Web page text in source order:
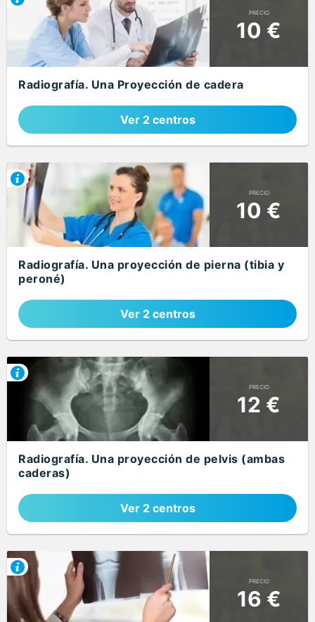
PRECIO
10 €
Radiografía. Una Proyección de cadera
Ver 2 centros
PRECIO
10 €
Radiografía. Una proyección de pierna (tibia y
peroné)
Ver 2 centros
PRECIO
12 €
Radiografía. Una proyección de pelvis (ambas
caderas)
Ver 2 centros
PRECIO
16 €